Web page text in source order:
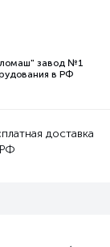
завод №1
в РФ
доставка